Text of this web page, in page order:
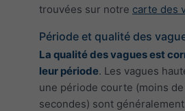
trouvées sur notre carte des
Période et qualité des
La qualité des vagues est
leur période. Les vagues
une période courte (moins de
secondes) sont